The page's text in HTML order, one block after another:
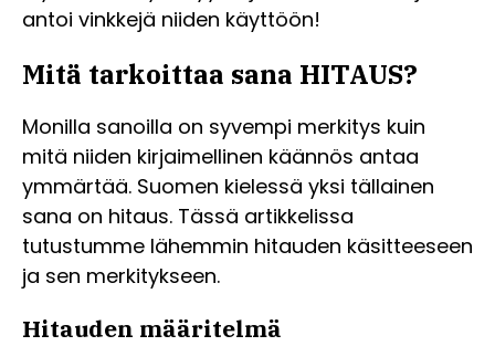
antoi vinkkejä niiden käyttöön!
Mitä tarkoittaa sana HITAUS?
Monilla sanoilla on syvempi merkitys kuin
mitä niiden kirjaimellinen käännös antaa
ymmärtää. Suomen kielessä yksi tällainen
sana on hitaus. Tässä artikkelissa
tutustumme lähemmin hitauden käsitteeseen
ja sen merkitykseen.
Hitauden määritelmä